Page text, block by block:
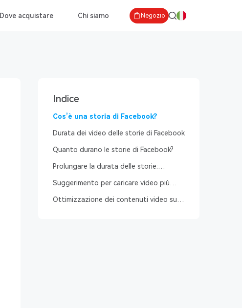
Dove acquistare Chi siamo Negozio
Indice
Cos’è una storia di Facebook?
Durata dei video delle storie di Facebook
Quanto durano le storie di Facebook?
Prolungare la durata delle storie:
Suggerimento per caricare video più
Ottimizzazione dei contenuti video sulle